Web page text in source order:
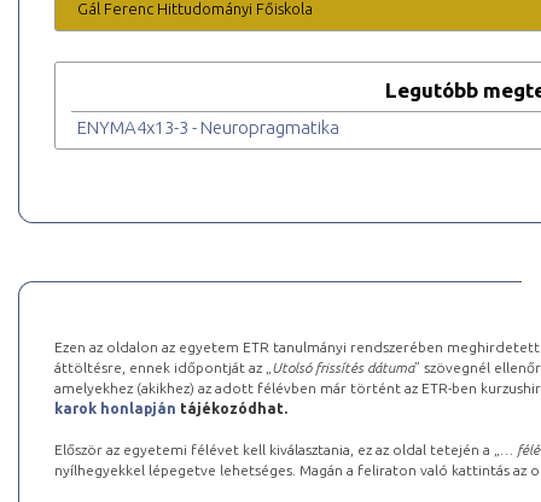
Gál Ferenc Hittudományi Főiskola
Legutóbb
ENYMA4x13-3 - Neuropragmatika
Ezen az oldalon az egyetem ETR tanulmányi rendszerében
áttöltésre, ennek időpontját az „ Utolsó frissítés dátuma” szövegnél
amelyekhez (akikhez) az adott félévben már történt az ETR-ben
karok honlapján tájékozódhat.
Először az egyetemi félévet kell kiválasztania, ez az oldal tetején a „
…
nyílhegyekkel lépegetve lehetséges. Magán a feliraton való kattintás az